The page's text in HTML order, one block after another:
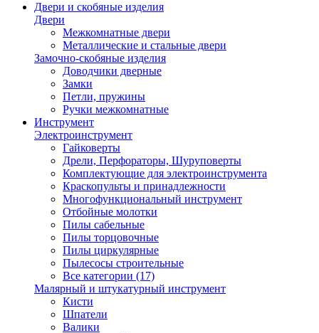
Двери и скобяные изделия
Двери
Межкомнатные двери
Металлические и стальные двери
Замочно-скобяные изделия
Доводчики дверные
Замки
Петли, пружины
Ручки межкомнатные
Инструмент
Электроинструмент
Гайковерты
Дрели, Перфораторы, Шуруповерты
Комплектующие для электроинструмента
Краскопульты и принадлежности
Многофункциональный инструмент
Отбойные молотки
Пилы сабельные
Пилы торцовочные
Пилы циркулярные
Пылесосы строительные
Все категории (17)
Малярный и штукатурный инструмент
Кисти
Шпатели
Валики